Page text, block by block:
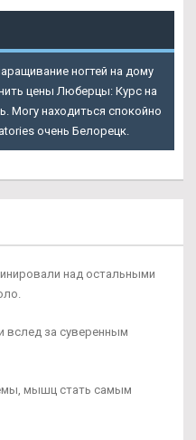
ногтей на дому
цены Люберцы: Курс на
Могу находиться спокойно
очень Белорецк.
над остальными
вслед за суверенным
мышц стать самым